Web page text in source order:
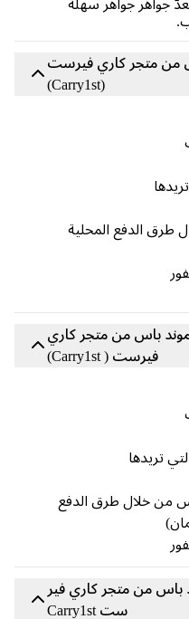
جواهر سهلة
كاري فيرست
المحلية
من متجر كاري
فيرست ( Carry1st)
طرق الدفع
متجر كاري فير